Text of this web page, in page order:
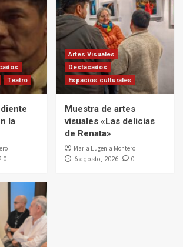
Teatro
la
0
Artes Visuales
Destacados
Espacios culturales
Muestra de artes
visuales «Las delicias
de Renata»
Maria Eugenia Montero
6 agosto, 2026 0